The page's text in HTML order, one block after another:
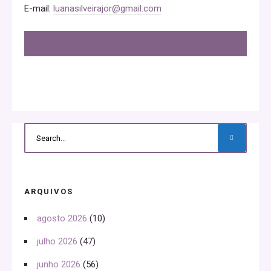
pegging, these communities are helping to normalize
and destigmatize a previously marginalized sexual
among members.
Understanding Pegging Dating Communities:
Society
E-mail: luanasilveirajor@gmail.com
ARQUIVOS
agosto 2026 (10)
julho 2026 (47)
junho 2026 (56)